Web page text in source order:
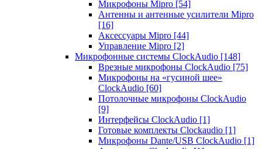
Микрофоны Mipro [54]
Антенны и антенные усилители Mipro
[16]
Аксессуары Mipro [44]
Управление Mipro [2]
Микрофонные системы ClockAudio [148]
Врезные микрофоны ClockAudio [75]
Микрофоны на «гусиной шее»
ClockAudio [60]
Потолочные микрофоны ClockAudio
[9]
Интерфейсы ClockAudio [1]
Готовые комплекты Clockaudio [1]
Микрофоны Dante/USB ClockAudio [1]